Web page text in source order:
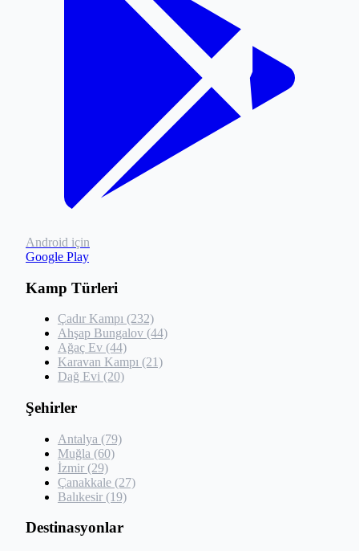
Android için
Google Play
Kamp Türleri
Çadır Kampı (232)
Ahşap Bungalov (44)
Ağaç Ev (44)
Karavan Kampı (21)
Dağ Evi (20)
Şehirler
Antalya (79)
Muğla (60)
İzmir (29)
Çanakkale (27)
Balıkesir (19)
Destinasyonlar